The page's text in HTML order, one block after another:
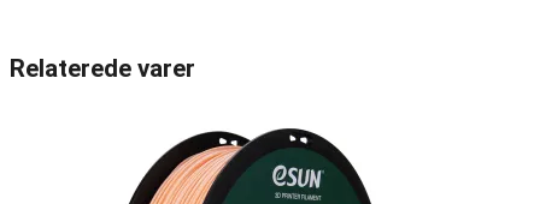
Relaterede varer